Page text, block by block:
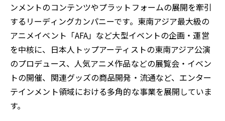
ンメントのコンテンツやプラットフォームの展開を牽引
するリーディングカンパニーです。東南アジア最大級の
アニメイベント「AFA」など大型イベントの企画・運営
を中核に、日本人トップアーティストの東南アジア公演
のプロデュース、人気アニメ作品などの展覧会・イベン
トの開催、関連グッズの商品開発・流通など、エンター
テインメント領域における多角的な事業を展開していま
す。